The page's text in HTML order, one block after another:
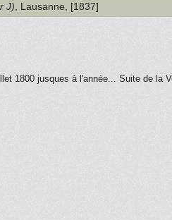
J) , Lausanne , [1837]
1800 jusques à l'année... Suite de la